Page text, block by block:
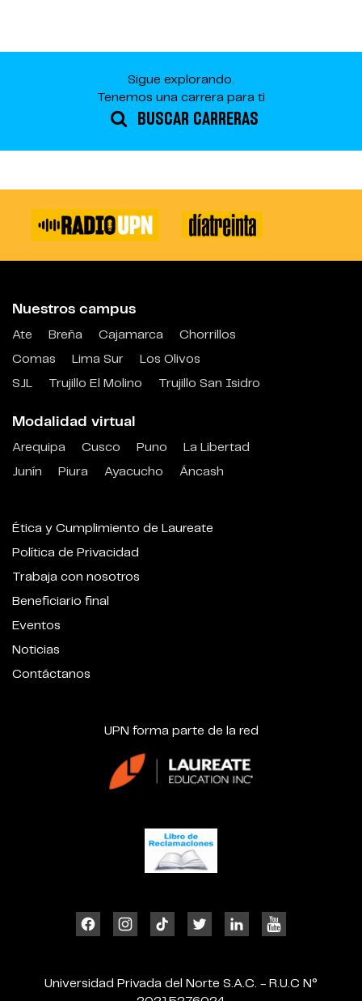
Sigue explorando.
Tenemos una carrera para ti
BUSCAR CARRERAS
Nuestros campus
Ate Breña Cajamarca
Chorrillos
Comas
Lima Sur
Los Olivos
SJL
Trujillo El Molino Trujillo San Isidro
Modalidad virtual
Arequipa Cusco Puno
La Libertad
Junín
Piura Ayacucho Áncash
Ética y Cumplimiento de Laureate
Política de Privacidad
Trabaja con nosotros
Beneficiario final
Eventos
Noticias
Contáctanos
UPN forma parte de la red
Universidad Privada del Norte S.A.C. - R.U.C N°